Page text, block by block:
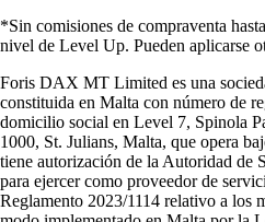
*Sin comisiones de compraventa
nivel de Level Up. Pueden aplicarse
Foris DAX MT Limited es una
constituida en Malta con número de
domicilio social en Level 7, Spinola
1000, St. Julians, Malta, que opera
tiene autorización de la Autoridad de
para ejercer como proveedor de
Reglamento 2023/1114 relativo a los